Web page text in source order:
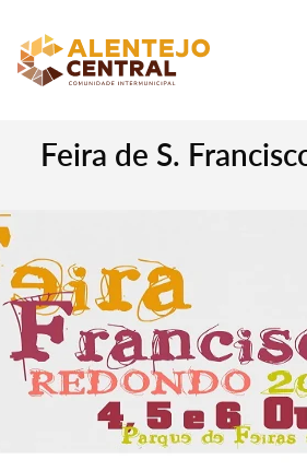
Feira de S.